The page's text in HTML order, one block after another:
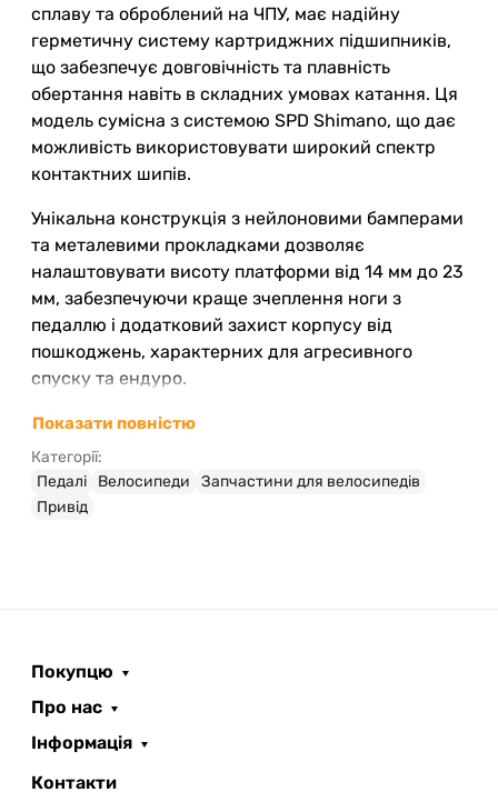
сплаву та оброблений на ЧПУ, має надійну
герметичну систему картриджних підшипників,
що забезпечує довговічність та плавність
обертання навіть в складних умовах катання. Ця
модель сумісна з системою SPD Shimano, що дає
можливість використовувати широкий спектр
контактних шипів.
Унікальна конструкція з нейлоновими бамперами
та металевими прокладками дозволяє
налаштовувати висоту платформи від 14 мм до 23
мм, забезпечуючи краще зчеплення ноги з
педаллю і додатковий захист корпусу від
пошкоджень, характерних для агресивного
спуску та ендуро.
Особливості та переваги
педалей DMR V-Twin
Матеріал осі:
індивідуального регулювання зчеплення;
Обслуговуваність:
ремонту завдяки доступним сервісним
Розміри платформи:
Показати повністю
Категорії:
Педалі
Велосипеди
Запчастини для велосипедів
Привід
Покупцю
Про нас
Інформація
Контакти